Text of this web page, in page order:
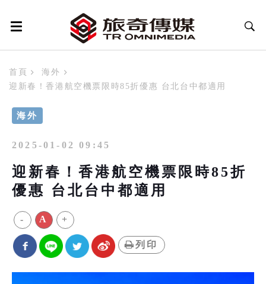
首頁
海外
迎新春！香港航空機票限時85折優惠 台北台中都適用
海外
2025-01-02 09:45
迎新春！香港航空機票限時85折
優惠 台北台中都適用
- A +
列印